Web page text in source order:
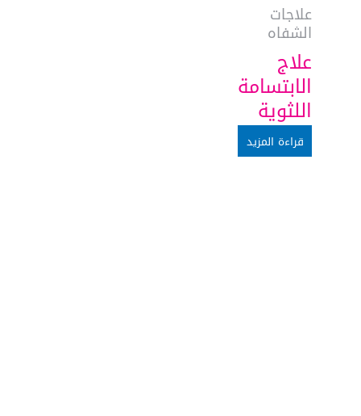
علاجات
الشفاه
علاج
الابتسامة
اللثوية
قراءة المزيد